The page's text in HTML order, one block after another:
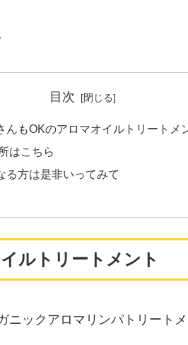
目次
んもOKのアロマオイルトリートメ
はこちら
る方は是非いってみて
ルトリートメント
ックアロマリンパトリート